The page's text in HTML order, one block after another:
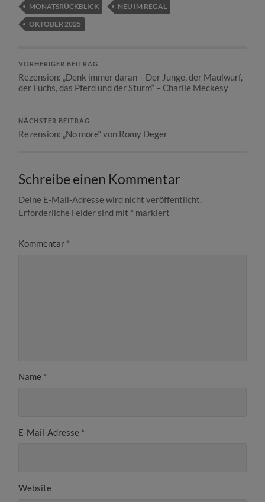
MONATSRÜCKBLICK
NEU IM REGAL
OKTOBER 2025
VORHERIGER BEITRAG
Rezension: „Denk immer daran – Der Junge, der Maulwurf,
der Fuchs, das Pferd und der Sturm“ – Charlie Meckesy
NÄCHSTER BEITRAG
Rezension: „No more“ von Romy Deger
Schreibe einen Kommentar
Deine E-Mail-Adresse wird nicht veröffentlicht.
Erforderliche Felder sind mit * markiert
Kommentar *
Name *
E-Mail-Adresse *
Website